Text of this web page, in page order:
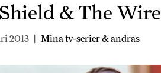
& The Wire
2013 | Mina tv-serier & andras